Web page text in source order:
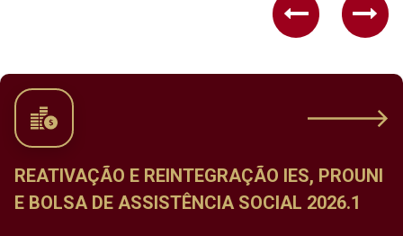
Previous
REATIVAÇÃO E REINTEGRAÇÃO IES, PROUNI
E BOLSA DE ASSISTÊNCIA SOCIAL 2026.1